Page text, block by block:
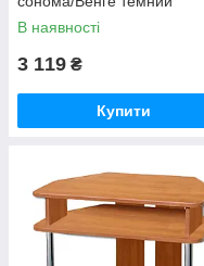
(10960)
В наявності
3 119 ₴
Купити